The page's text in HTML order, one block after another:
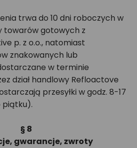
trwa do 10 dni roboczych w
towarów gotowych z
p. z o.o., natomiast
znakowanych lub
w terminie
dział handlowy Refloactove
przesyłki w godz. 8-17
piątku).
§ 8
gwarancje, zwroty